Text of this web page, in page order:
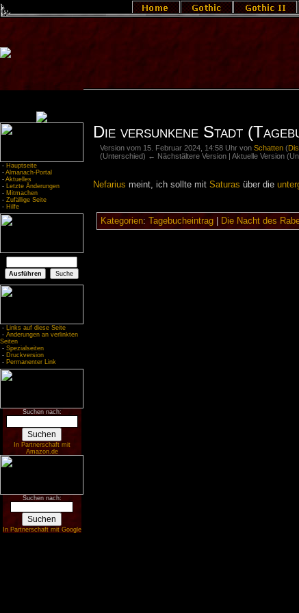
- Hauptseite
- Almanach-Portal
- Aktuelles
- Letzte Änderungen
- Mitmachen
- Zufällige Seite
- Hilfe
- Links auf diese Seite
- Änderungen an verlinkten
Seiten
- Spezialseiten
- Druckversion
- Permanenter Link
Suchen nach:
In Partnerschaft mit
Amazon.de
Suchen nach:
In Partnerschaft mit Google
Die versunkene Stadt
Version vom 15. Februar 2024, 14:58 Uhr vonSchatten (
(Unterschied) ← Nächstältere Version | Aktuelle Version
Nefarius meint, ich sollte mit Saturas über die
Kategorien: Tagebucheintrag| Die Nacht des